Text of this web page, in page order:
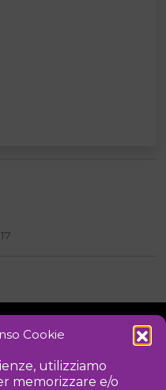
Cookie
utilizziamo
memorizzare e/o